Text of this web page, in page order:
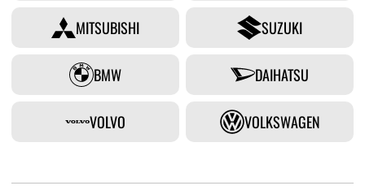
MITSUBISHI SUZUKI
BMW DAIHATSU
VOLVO VOLKSWAGEN